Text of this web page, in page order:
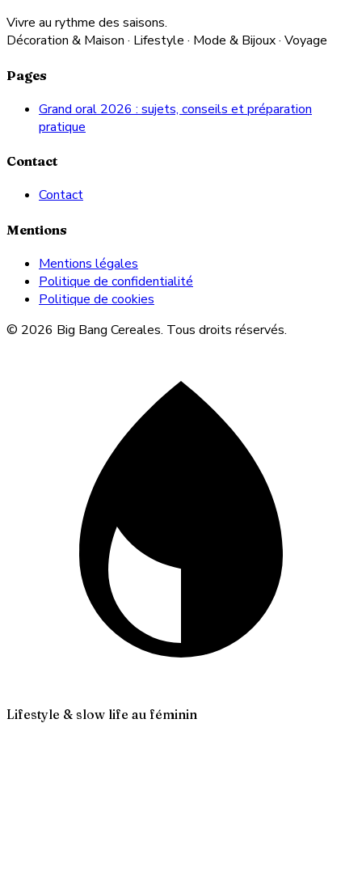
Vivre au rythme des saisons.
Décoration & Maison · Lifestyle · Mode & Bijoux · Voyage
Pages
Grand oral 2026 : sujets, conseils et préparation
pratique
Contact
Contact
Mentions
Mentions légales
Politique de confidentialité
Politique de cookies
© 2026 Big Bang Cereales. Tous droits réservés.
Lifestyle & slow life au féminin